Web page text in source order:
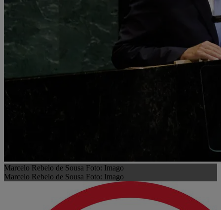
Marcelo Rebelo de Sousa Foto: Imago
Marcelo Rebelo de Sousa Foto: Imago